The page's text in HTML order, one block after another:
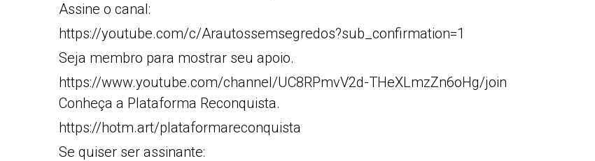
Assine o canal:
https://youtube.com/c/Arautossemsegredos?sub_confirmation=1
Seja membro para mostrar seu apoio.
https://www.youtube.com/channel/UC8RPmvV2d-THeXLmzZn6oHg/join
Conheça a Plataforma Reconquista.
https://hotm.art/plataformareconquista
Se quiser ser assinante: